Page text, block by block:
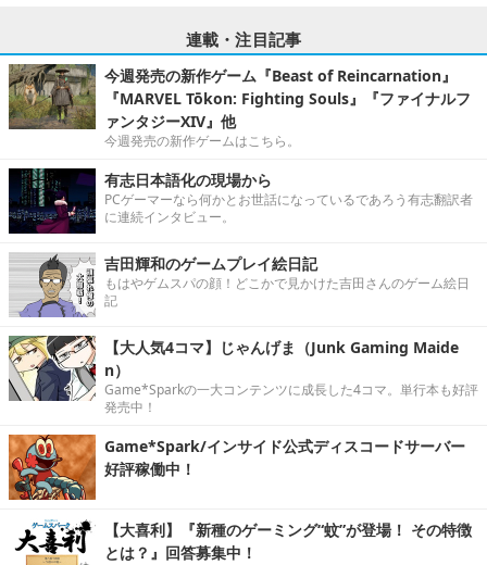
連載・注目記事
今週発売の新作ゲーム『Beast of Reincarnation』
『MARVEL Tōkon: Fighting Souls』『ファイナルフ
ァンタジーXIV』他
今週発売の新作ゲームはこちら。
有志日本語化の現場から
PCゲーマーなら何かとお世話になっているであろう有志翻訳者
に連続インタビュー。
吉田輝和のゲームプレイ絵日記
もはやゲムスパの顔！どこかで見かけた吉田さんのゲーム絵日
記
【大人気4コマ】じゃんげま（Junk Gaming Maide
n）
Game*Sparkの一大コンテンツに成長した4コマ。単行本も好評
発売中！
Game*Spark/インサイド公式ディスコードサーバー
好評稼働中！
【大喜利】『新種のゲーミング“蚊”が登場！ その特徴
とは？』回答募集中！